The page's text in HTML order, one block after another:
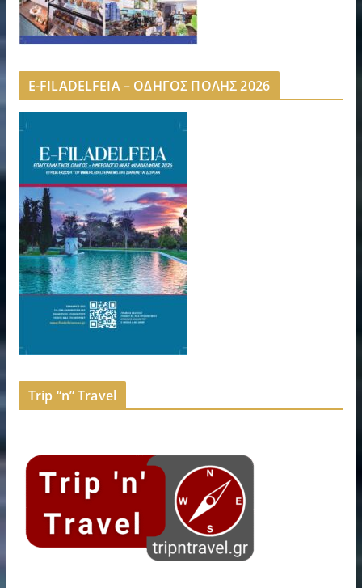
E-FILADELFEIA – ΟΔΗΓΟΣ ΠΟΛΗΣ 2026
Trip “n” Travel